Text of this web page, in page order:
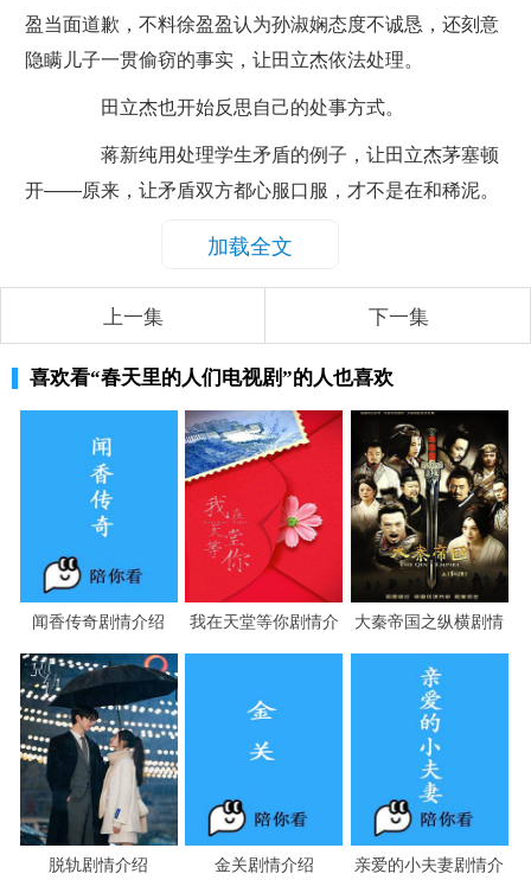
盈当面道歉，不料徐盈盈认为孙淑娴态度不诚恳，还刻意
隐瞒儿子一贯偷窃的事实，让田立杰依法处理。
田立杰也开始反思自己的处事方式。
蒋新纯用处理学生矛盾的例子，让田立杰茅塞顿
开——原来，让矛盾双方都心服口服，才不是在和稀泥。
加载全文
上一集 下一集
喜欢看“春天里的人们电视剧”的人也喜欢
闻香传奇剧情介绍
我在天堂等你剧情介
绍
大秦帝国之纵横剧情
介绍
脱轨剧情介绍 金关剧情介绍 亲爱的小夫妻剧情介